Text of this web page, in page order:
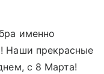
именно
Наши прекрасные
с 8 Марта!